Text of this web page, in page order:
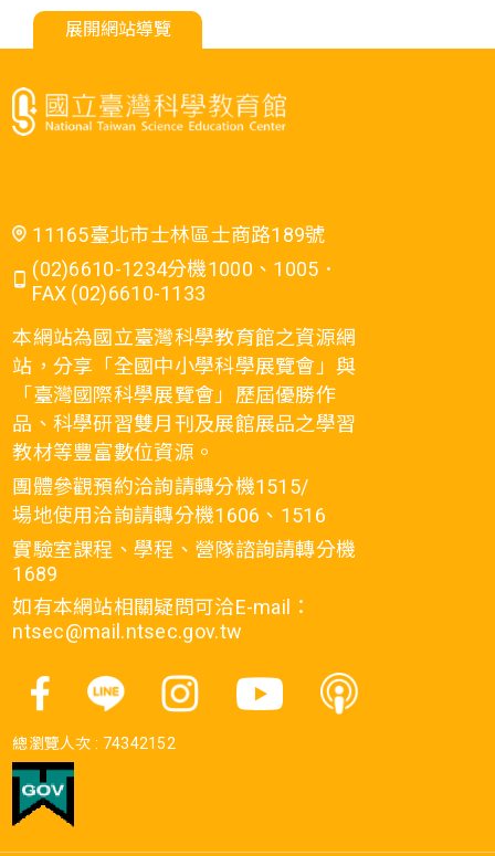
展開網站導覽
11165臺北市士林區士商路189號
(02)6610-1234分機1000、1005．
FAX (02)6610-1133
本網站為國立臺灣科學教育館之資源網
站，分享「全國中小學科學展覽會」與
「臺灣國際科學展覽會」歷屆優勝作
品、科學研習雙月刊及展館展品之學習
教材等豐富數位資源。
團體參觀預約洽詢請轉分機1515/
場地使用洽詢請轉分機1606、1516
實驗室課程、學程、營隊諮詢請轉分機
1689
如有本網站相關疑問可洽E-mail：
ntsec@mail.ntsec.gov.tw
總瀏覽人次 : 74342152